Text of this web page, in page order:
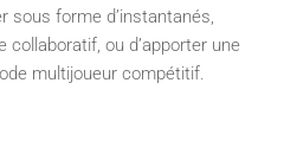
sous forme d’instantanés,
collaboratif, ou d’apporter une
multijoueur compétitif.